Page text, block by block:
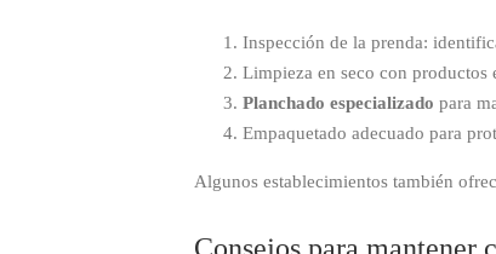
Inspección de la prenda:
Limpieza en seco con productos
Planchado especializado para
Empaquetado adecuado para
Algunos establecimientos también